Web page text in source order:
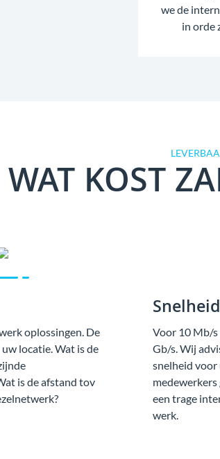
we de
in orde
WAT KOST
oplossingen. De
locatie. Wat is de
is de afstand tov
Snelheid
Voor 10 Mb/
Gb/s. Wij
snelheid
een trage
werk.